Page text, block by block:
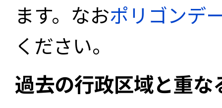
ます。なおポリゴンデ
ください。
過去の行政区域と重